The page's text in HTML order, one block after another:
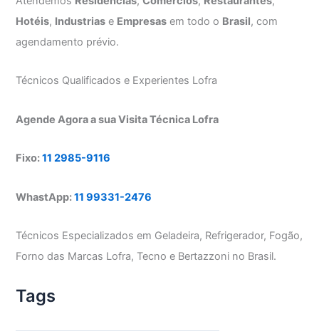
Hotéis, Industrias e Empresas em todo o Brasil, com
agendamento prévio.
Técnicos Qualificados e Experientes Lofra
Agende Agora a sua Visita Técnica Lofra
Fixo:11 2985-9116
WhastApp:11 99331-2476
Técnicos Especializados em Geladeira, Refrigerador, Fogão,
Forno das Marcas Lofra, Tecno e Bertazzoni no Brasil.
Tags